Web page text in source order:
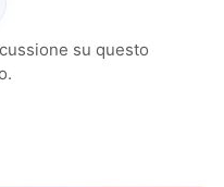
su questo